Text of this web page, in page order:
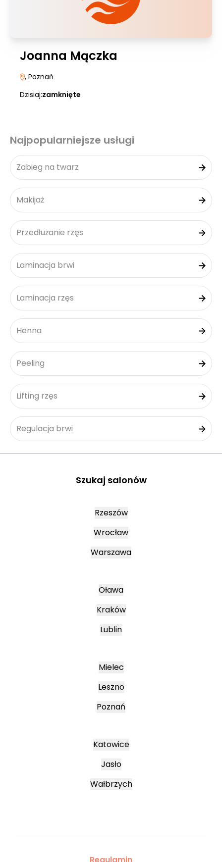
Joanna Mączka
, Poznań
Dzisiaj:zamknięte
Najpopularniejsze usługi
Zabieg na twarz
Makijaż
Przedłużanie rzęs
Laminacja brwi
Laminacja rzęs
Henna
Peeling
Lifting rzęs
Regulacja brwi
Szukaj salonów
Rzeszów
Wrocław
Warszawa
Oława
Kraków
Lublin
Mielec
Leszno
Poznań
Katowice
Jasło
Wałbrzych